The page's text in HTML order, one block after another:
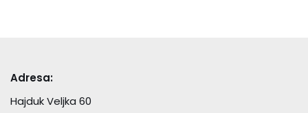
Adresa:
Hajduk Veljka 60